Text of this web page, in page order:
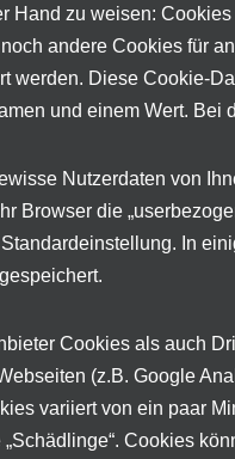
Hand zu weisen:
andere Cookies für
werden. Diese Cookie-
und einem Wert.
Nutzerdaten von
Browser die
Standardeinstellung. In
Cookies als auch
(z.B. Google
variiert von ein paar
Cookies